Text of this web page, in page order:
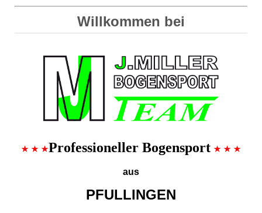
Willkommen bei
Professioneller Bogensport
aus
PFULLINGEN